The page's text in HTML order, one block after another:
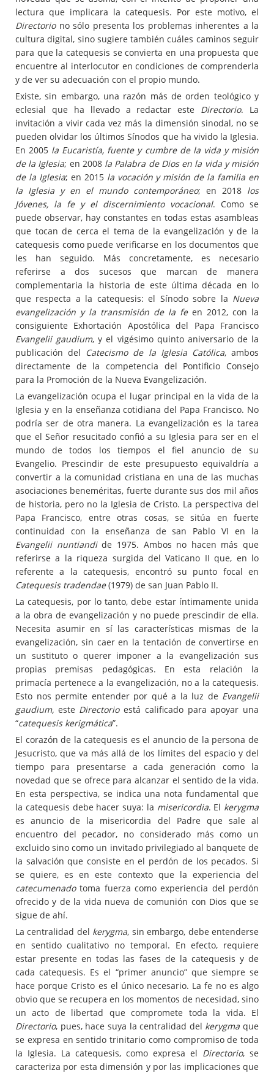
lectura que implicara la catequesis. Por este motivo, el
Directoriono sólo presenta los problemas inherentes a la
cultura digital, sino sugiere también cuáles caminos seguir
para que la catequesis se convierta en una propuesta que
encuentre al interlocutor en condiciones de comprenderla
y de ver su adecuación con el propio mundo.
Existe, sin embargo, una razón más de orden teológico y
eclesial que ha llevado a redactar este Directorio. La
invitación a vivir cada vez más la dimensión sinodal, no se
pueden olvidar los últimos Sínodos que ha vivido la Iglesia.
En 2005 la Eucaristía, fuente y cumbre de la vida y misión
de la Iglesia; en 2008 la Palabra de Dios en la vida y misión
de la Iglesia; en 2015 la vocación y misión de la familia en
la Iglesia y en el mundo contemporáneo; en 2018 los
Jóvenes, la fe y el discernimiento vocacional. Como se
puede observar, hay constantes en todas estas asambleas
que tocan de cerca el tema de la evangelización y de la
catequesis como puede verificarse en los documentos que
les han seguido. Más concretamente, es necesario
referirse a dos sucesos que marcan de manera
complementaria la historia de este última década en lo
que respecta a la catequesis: el Sínodo sobre la Nueva
evangelización y la transmisión de la feen 2012, con la
consiguiente Exhortación Apostólica del Papa Francisco
Evangelii gaudium, y el vigésimo quinto aniversario de la
publicación del Catecismo de la Iglesia Católica, ambos
directamente de la competencia del Pontificio Consejo
para la Promoción de la Nueva Evangelización.
La evangelización ocupa el lugar principal en la vida de la
Iglesia y en la enseñanza cotidiana del Papa Francisco. No
podría ser de otra manera. La evangelización es la tarea
que el Señor resucitado confió a su Iglesia para ser en el
mundo de todos los tiempos el fiel anuncio de su
Evangelio. Prescindir de este presupuesto equivaldría a
convertir a la comunidad cristiana en una de las muchas
asociaciones beneméritas, fuerte durante sus dos mil años
de historia, pero no la Iglesia de Cristo. La perspectiva del
Papa Francisco, entre otras cosas, se sitúa en fuerte
continuidad con la enseñanza de san Pablo VI en la
Evangelii nuntiandide 1975. Ambos no hacen más que
referirse a la riqueza surgida del Vaticano II que, en lo
referente a la catequesis, encontró su punto focal en
Catequesis tradendae(1979) de san Juan Pablo II.
La catequesis, por lo tanto, debe estar íntimamente unida
a la obra de evangelización y no puede prescindir de ella.
Necesita asumir en sí las características mismas de la
evangelización, sin caer en la tentación de convertirse en
un sustituto o querer imponer a la evangelización sus
propias premisas pedagógicas. En esta relación la
primacía pertenece a la evangelización, no a la catequesis.
Esto nos permite entender por qué a la luz de Evangelii
gaudium, este Directorioestá calificado para apoyar una
“catequesis kerigmática”.
El corazón de la catequesis es el anuncio de la persona de
Jesucristo, que va más allá de los límites del espacio y del
tiempo para presentarse a cada generación como la
novedad que se ofrece para alcanzar el sentido de la vida.
En esta perspectiva, se indica una nota fundamental que
la catequesis debe hacer suya: la misericordia. El kerygma
es anuncio de la misericordia del Padre que sale al
encuentro del pecador, no considerado más como un
excluido sino como un invitado privilegiado al banquete de
la salvación que consiste en el perdón de los pecados. Si
se quiere, es en este contexto que la experiencia del
catecumenadotoma fuerza como experiencia del perdón
ofrecido y de la vida nueva de comunión con Dios que se
sigue de ahí.
La centralidad del kerygma, sin embargo, debe entenderse
en sentido cualitativo no temporal. En efecto, requiere
estar presente en todas las fases de la catequesis y de
cada catequesis. Es el “primer anuncio” que siempre se
hace porque Cristo es el único necesario. La fe no es algo
obvio que se recupera en los momentos de necesidad, sino
un acto de libertad que compromete toda la vida. El
Directorio, pues, hace suya la centralidad del kerygma que
se expresa en sentido trinitario como compromiso de toda
la Iglesia. La catequesis, como expresa el Directorio, se
caracteriza por esta dimensión y por las implicaciones que